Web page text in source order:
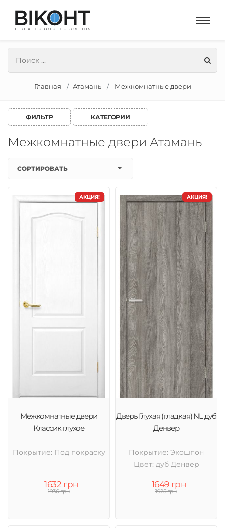
Главная Атамань Межкомнатные двери
ФИЛЬТР КАТЕГОРИИ
Межкомнатные двери Атамань
СОРТИРОВАТЬ
АКЦИЯ!
Межкомнатные двери
Классик глухое
Покрытие: Под покраску
1632 грн
1936 грн
АКЦИЯ!
Дверь Глухая (гладкая) NL дуб
Денвер
Покрытие: Экошпон
Цвет: дуб Денвер
1649 грн
1925 грн